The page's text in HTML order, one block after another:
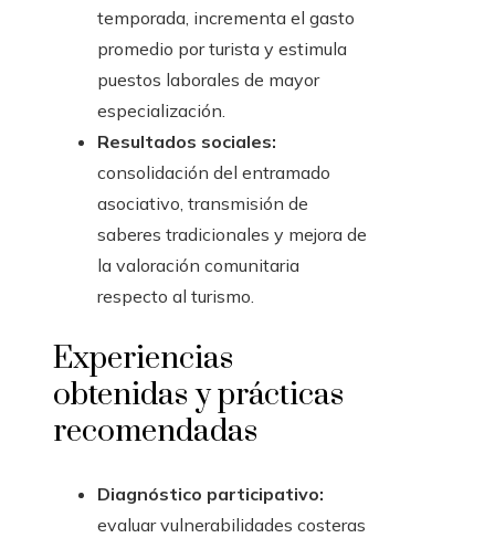
temporada, incrementa el gasto
promedio por turista y estimula
puestos laborales de mayor
especialización.
Resultados sociales:
consolidación del entramado
asociativo, transmisión de
saberes tradicionales y mejora de
la valoración comunitaria
respecto al turismo.
Experiencias
obtenidas y prácticas
recomendadas
Diagnóstico participativo:
evaluar vulnerabilidades costeras